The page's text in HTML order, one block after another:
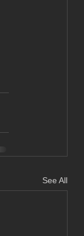
See All